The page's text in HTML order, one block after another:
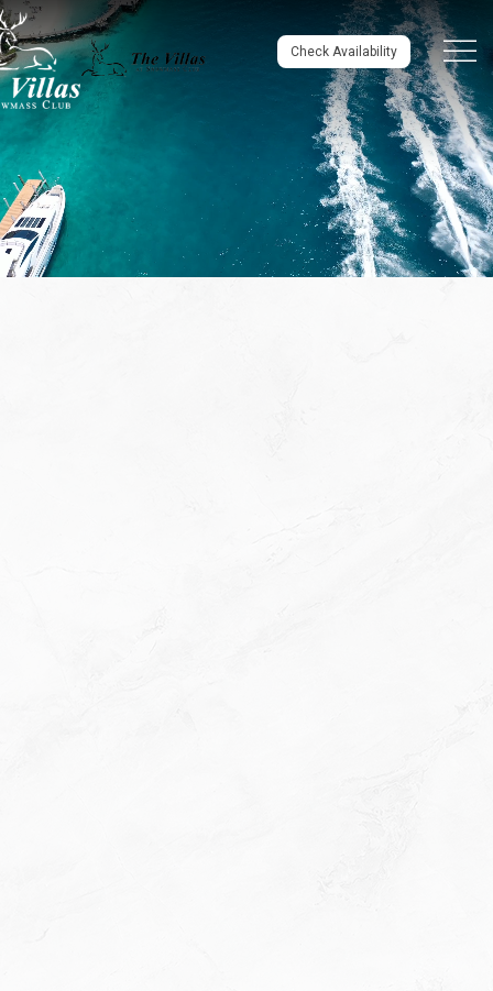
Check Availability Menu